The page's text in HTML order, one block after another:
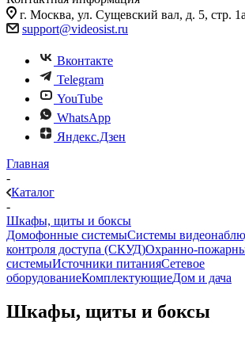
г. Москва, ул. Сущевский вал, д. 5, стр.
support@videosist.ru
Вконтакте
Telegram
YouTube
WhatsApp
Яндекс.Дзен
Главная
-
Каталог
-
Шкафы, щиты и боксы
Домофонные системыСистемы
контроля доступа (СКУД)Охранно-
системыИсточники питанияСетевое
оборудованиеКомплектующиеДом и дача
Шкафы, щиты и боксы